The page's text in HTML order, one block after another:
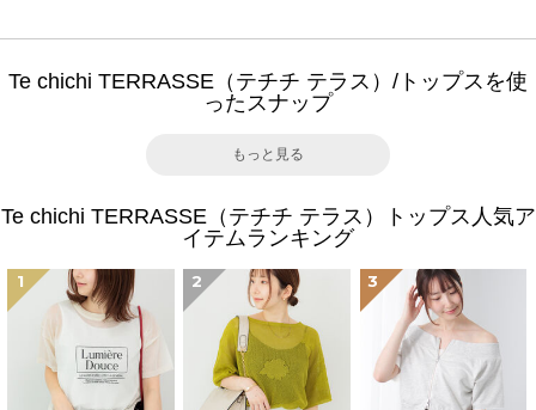
Te chichi TERRASSE（テチチ テラス）/トップスを使
ったスナップ
もっと見る
Te chichi TERRASSE（テチチ テラス）トップス人気ア
イテムランキング
1 2 3